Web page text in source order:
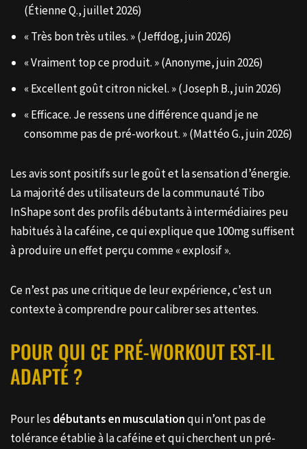
(Étienne Q., juillet 2026)
« Très bon très utiles. » (Jeffdog, juin 2026)
« Vraiment top ce produit. » (Anonyme, juin 2026)
« Excellent goût citron nickel. » (Joseph B., juin 2026)
« Efficace. Je ressens une différence quand je ne
consomme pas de pré-workout. » (Mattéo G., juin 2026)
Les avis sont positifs sur le goût et la sensation d’énergie.
La majorité des utilisateurs de la communauté Tibo
InShape sont des profils débutants à intermédiaires peu
habitués à la caféine, ce qui explique que 100mg suffisent
à produire un effet perçu comme « explosif ».
Ce n’est pas une critique de leur expérience, c’est un
contexte à comprendre pour calibrer ses attentes.
POUR QUI CE PRÉ-WORKOUT EST-IL
ADAPTÉ ?
Pour les débutants en musculationqui n’ont pas de
tolérance établie à la caféine et qui cherchent un pré-